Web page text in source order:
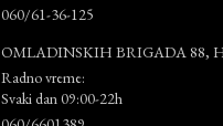
060/61-36-125
OMLADINSKIH BRIGADA 88,
Radno vreme:
Svaki dan 09:00-22h